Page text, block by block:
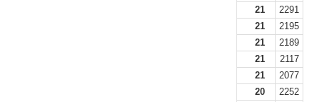
21
2291
21
2195
21
2189
21
2117
21
2077
20
2252